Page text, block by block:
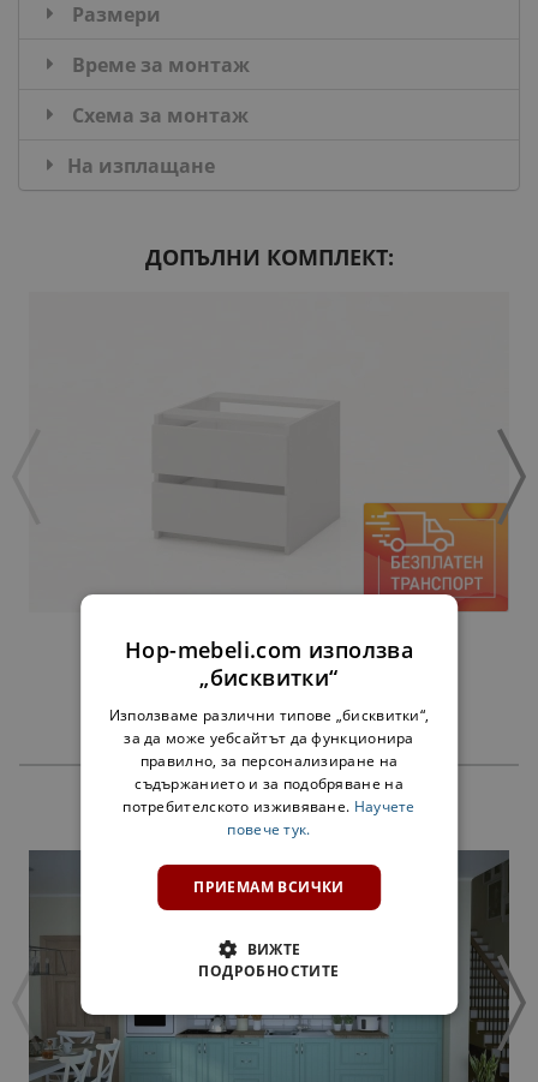
Размери
Време за монтаж
Схема за монтаж
На изплащане
ДОПЪЛНИ КОМПЛЕКТ:
ЧЕКМЕДЖЕТА АЛФА БЯЛО - ЗА 45 СМ
38,00 €
ПРОДУКТИ
Hop-mebeli.com използва
„бисквитки“
Използваме различни типове „бисквитки“,
за да може уебсайтът да функционира
правилно, за персонализиране на
съдържанието и за подобряване на
потребителското изживяване. Научете
повече тук.
ПРИЕМАМ ВСИЧКИ
ВИЖТЕ
ПОДРОБНОСТИТЕ